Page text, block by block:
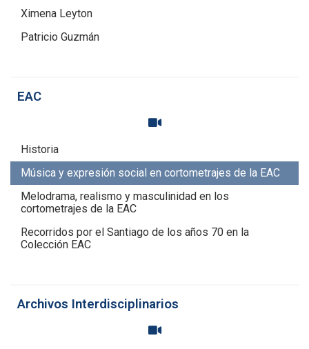
Ximena Leyton
Patricio Guzmán
EAC
Historia
Música y expresión social en cortometrajes de la EAC
Melodrama, realismo y masculinidad en los
cortometrajes de la EAC
Recorridos por el Santiago de los años 70 en la
Colección EAC
Archivos Interdisciplinarios